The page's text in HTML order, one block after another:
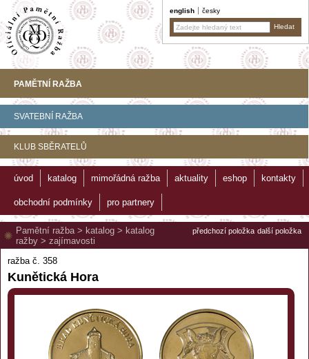
english česky
PAMĚTNÍ RAŽBA
SVATEBNÍ RAŽBA
KLUB SBĚRATELŮ
úvod katalog mimořádná ražba aktuality eshop kontakty
obchodní podmínky pro partnery
předchozí položka další položka
Pamětní ražba> katalog > katalog
ražby > zajímavosti
ražba č. 358
Kunětická Hora